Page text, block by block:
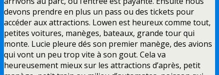
devons prendre en plus un pass ou des tickets pour
accéder aux attractions. Lowen est heureux comme tout,
petites voitures, manèges, bateaux, grande tour qui
monte. Lucie pleure dés son premier manège, des avions
qui vont un peu trop vite à son gout. Cela va
heureusement mieux sur les attractions d’après, petit